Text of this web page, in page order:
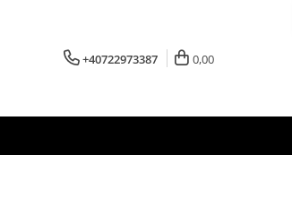
+40722973387 0,00